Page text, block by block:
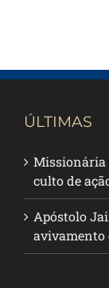
ÚLTIMAS
Missionária
culto de
Apóstolo
avivamento